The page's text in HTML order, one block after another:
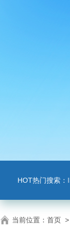
HOT热门搜索：
当前位置： 首页 >